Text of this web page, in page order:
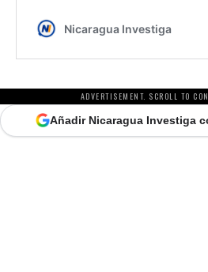
ADVERTISEMENT. SCROLL TO
Añadir Nicaragua Investiga